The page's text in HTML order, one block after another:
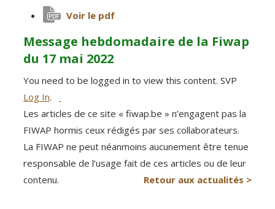
Voir le pdf
Message hebdomadaire de la Fiwap
du 17 mai 2022
You need to be logged in to view this content. SVP
Log In.
Les articles de ce site « fiwap.be » n’engagent pas la
FIWAP hormis ceux rédigés par ses collaborateurs.
La FIWAP ne peut néanmoins aucunement être tenue
responsable de l’usage fait de ces articles ou de leur
contenu.
Retour aux actualités >